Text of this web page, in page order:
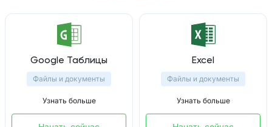
Google Таблицы
Файлы и документы
Узнать больше
Excel
Файлы и документы
Узнать больше